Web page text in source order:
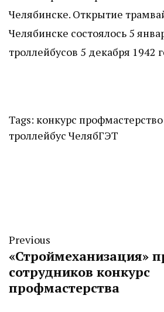
Челябинске. Открытие
Челябинске состоялось 5
троллейбусов 5 декабря 1942
Tags: конкурс профмастерство
троллейбус ЧелябГЭТ
Previous
«Строймеханизация»
сотрудников конкурс
профмастерства